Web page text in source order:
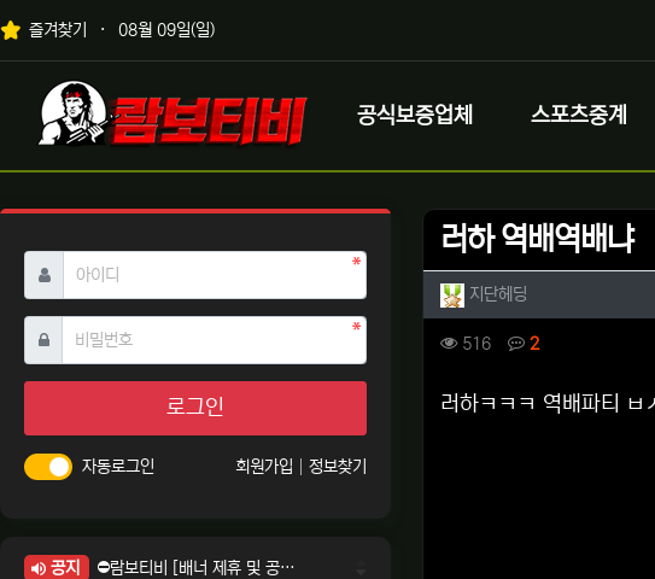
상단 네비
즐겨찾기 08월 09일(일)
메인 메뉴
로고
공식보증업체 스포츠중계
러하 역배역배냐
작성자 정보
지단헤딩
컨텐츠 정보
516조회 2댓글
본문
러하ㅋㅋㅋ 역배파티 ㅂ
아이디 필수
비밀번호필수
로그인
자동로그인 회원가입 정보찾기
공지
⛔람보티비 [배너 제휴 및 공식 입점 문의 안내]